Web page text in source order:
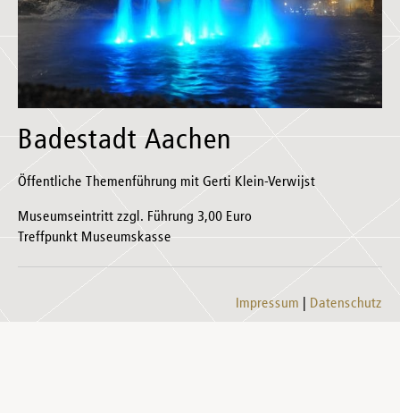
Badestadt Aachen
Öffentliche Themenführung mit Gerti Klein-Verwijst
Museumseintritt zzgl. Führung 3,00 Euro
Treffpunkt Museumskasse
Impressum Datenschutz